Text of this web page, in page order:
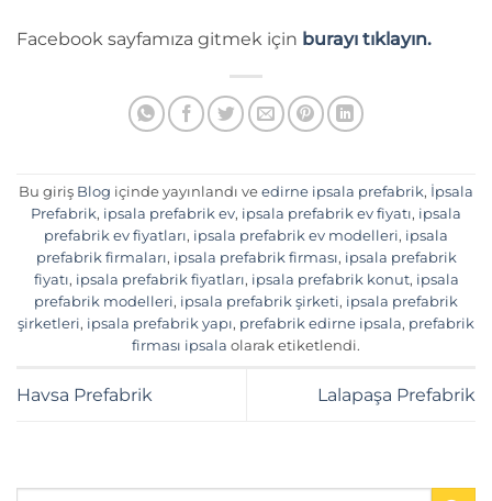
Facebook sayfamıza gitmek için burayı tıklayın.
Bu giriş Blog içinde yayınlandı ve edirne ipsala prefabrik, İpsala
Prefabrik, ipsala prefabrik ev, ipsala prefabrik ev fiyatı, ipsala
prefabrik ev fiyatları, ipsala prefabrik ev modelleri, ipsala
prefabrik firmaları, ipsala prefabrik firması, ipsala prefabrik
fiyatı, ipsala prefabrik fiyatları, ipsala prefabrik konut, ipsala
prefabrik modelleri, ipsala prefabrik şirketi, ipsala prefabrik
şirketleri, ipsala prefabrik yapı, prefabrik edirne ipsala, prefabrik
firması ipsala olarak etiketlendi.
Havsa Prefabrik Lalapaşa Prefabrik